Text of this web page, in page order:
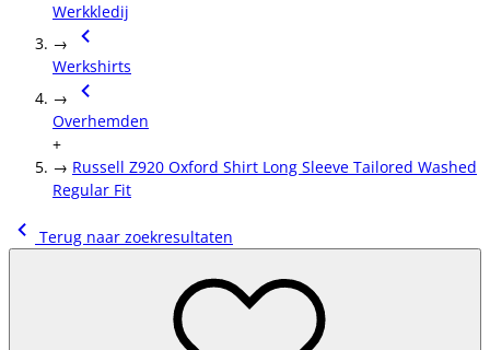
Werkkledij
→
Werkshirts
→
Overhemden
+
→ Russell Z920 Oxford Shirt Long Sleeve Tailored Washed
Regular Fit
Terug naar zoekresultaten